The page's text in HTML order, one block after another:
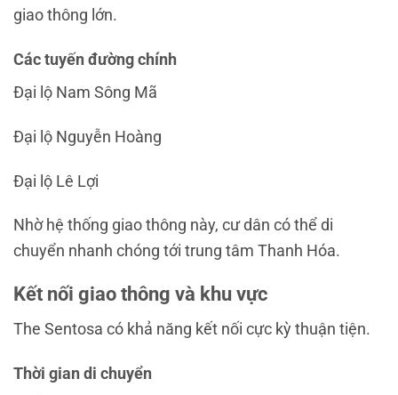
giao thông lớn.
Các tuyến đường chính
Đại lộ Nam Sông Mã
Đại lộ Nguyễn Hoàng
Đại lộ Lê Lợi
Nhờ hệ thống giao thông này, cư dân có thể di
chuyển nhanh chóng tới trung tâm Thanh Hóa.
Kết nối giao thông và khu vực
The Sentosa có khả năng kết nối cực kỳ thuận tiện.
Thời gian di chuyển